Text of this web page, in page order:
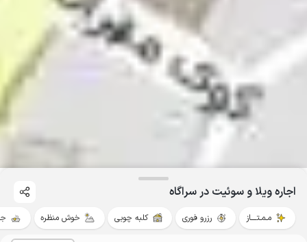
اجاره ویلا و سوئیت در سراگاه
مـمـتــــاز رزرو فوری کلبه چوبی خوش منظره